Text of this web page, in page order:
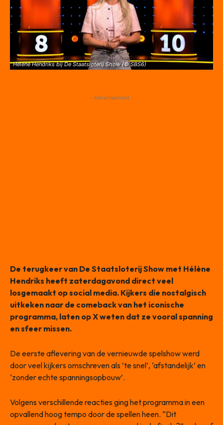
Helene Hendriks bij De Staatsloterij Show (© SBS6)
- Advertisement -
De terugkeer van De Staatsloterij Show met Hélène
Hendriks heeft zaterdagavond direct veel
losgemaakt op social media. Kijkers die nostalgisch
uitkeken naar de comeback van het iconische
programma, laten op X weten dat ze vooral spanning
en sfeer missen.
De eerste aflevering van de vernieuwde spelshow werd
door veel kijkers omschreven als ’te snel’, ‘afstandelijk’ en
‘zonder echte spanningsopbouw’.
Volgens verschillende reacties ging het programma in een
opvallend hoog tempo door de spellen heen. “Dit